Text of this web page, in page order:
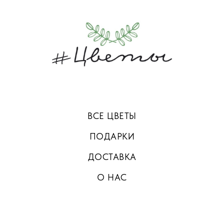
ВСЕ ЦВЕТЫ
ПОДАРКИ
ДОСТАВКА
О НАС